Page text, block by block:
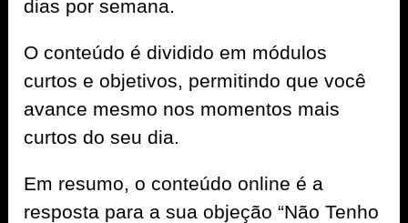
dias por semana.
O conteúdo é dividido em módulos
curtos e objetivos, permitindo que você
avance mesmo nos momentos mais
curtos do seu dia.
Em resumo, o conteúdo online é a
resposta para a sua objeção “Não Tenho